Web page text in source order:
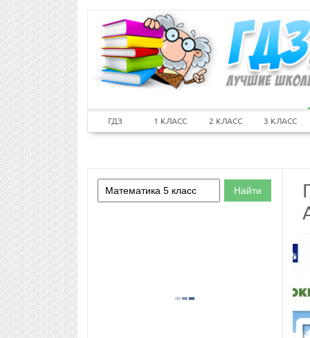
ГДЗ 1 КЛАСС 2 КЛАСС 3 КЛАСС